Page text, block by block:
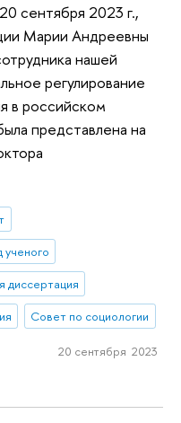
сентября 2023 г.,
Марии Андреевны
нашей
регулирование
в российском
представлена на
ученого
диссертация
Совет по социологии
20 сентября 2023